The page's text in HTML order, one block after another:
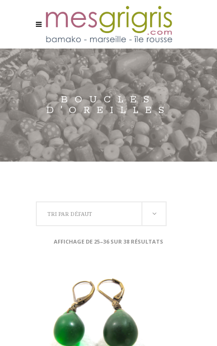
BOUCLES
D'OREILLES
TRI PAR DÉFAUT
AFFICHAGE DE 25–36 SUR 38 RÉSULTATS
AJOUTER AU PANIER